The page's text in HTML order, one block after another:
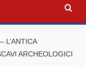
L’ANTICA
ARCHEOLOGICI